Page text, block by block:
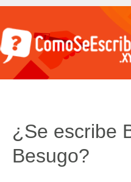
¿Se escribe
Besugo?